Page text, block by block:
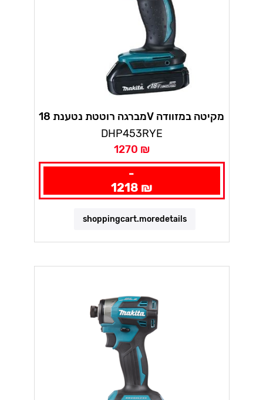
מברגה רוטטת נטענת 18V מקיטה במזוודה
+ 2 סוללות 1.5AH ומטען מהירDHP453RYE
1270 ₪
-
1218 ₪
shoppingcart.moredetails